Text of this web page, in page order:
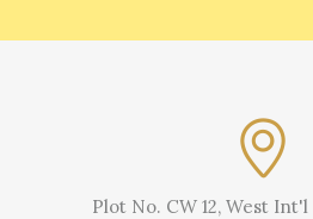
Plot No. CW 12, West